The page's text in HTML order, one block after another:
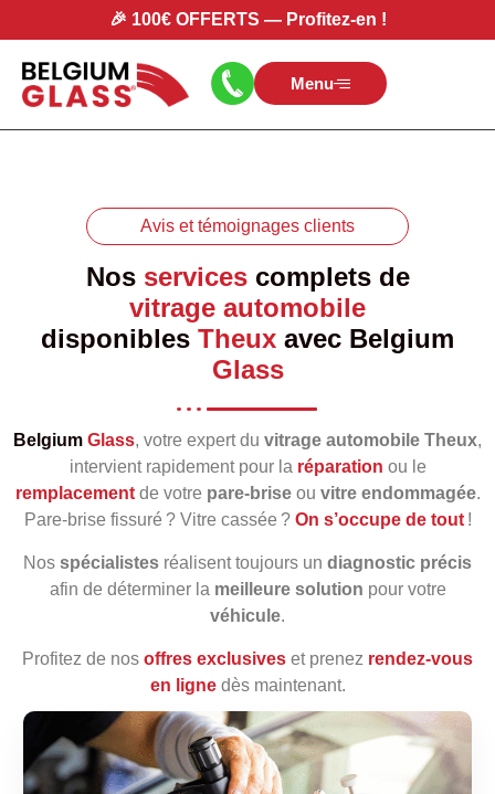
🎉 100€ OFFERTS — Profitez-en !
Menu
Avis et témoignages clients
Nos servicescomplets de
vitrage automobile
disponibles Theux avec Belgium
Glass
Belgium Glass, votre expert du vitrage automobile Theux,
intervient rapidement pour la réparation ou le
remplacementde votre pare‑briseou vitre endommagée.
Pare‑brise fissuré ? Vitre cassée ? On s’occupe de tout!
Nos spécialistes réalisent toujours un diagnostic précis
afin de déterminer la meilleure solution pour votre
véhicule.
Profitez de nos offres exclusives et prenez rendez‑vous
en lignedès maintenant.